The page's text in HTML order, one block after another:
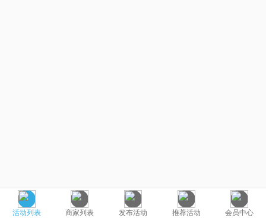
活动列表 商家列表 发布活动 推荐活动 会员中心